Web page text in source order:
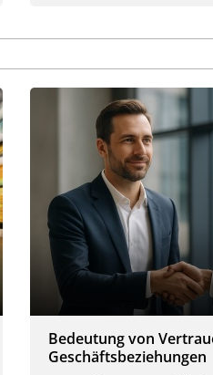
Bedeutung von
Geschäftsbeziehungen